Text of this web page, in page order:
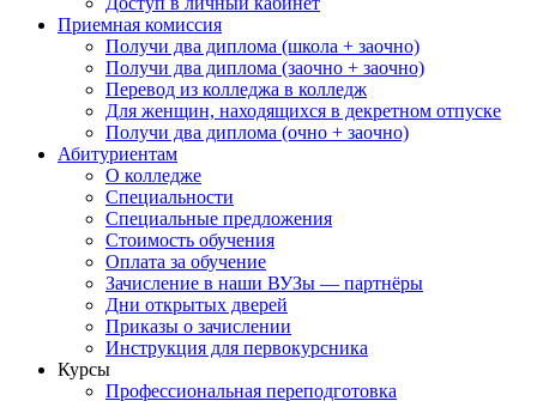
Приемная комиссия
Получи два диплома (школа + заочно)
Получи два диплома (заочно + заочно)
Перевод из колледжа в колледж
Для женщин, находящихся в декретном отпуске
Получи два диплома (очно + заочно)
Абитуриентам
О колледже
Специальности
Специальные предложения
Стоимость обучения
Оплата за обучение
Зачисление в наши ВУЗы — партнёры
Дни открытых дверей
Приказы о зачислении
Инструкция для первокурсника
Курсы
Профессиональная переподготовка